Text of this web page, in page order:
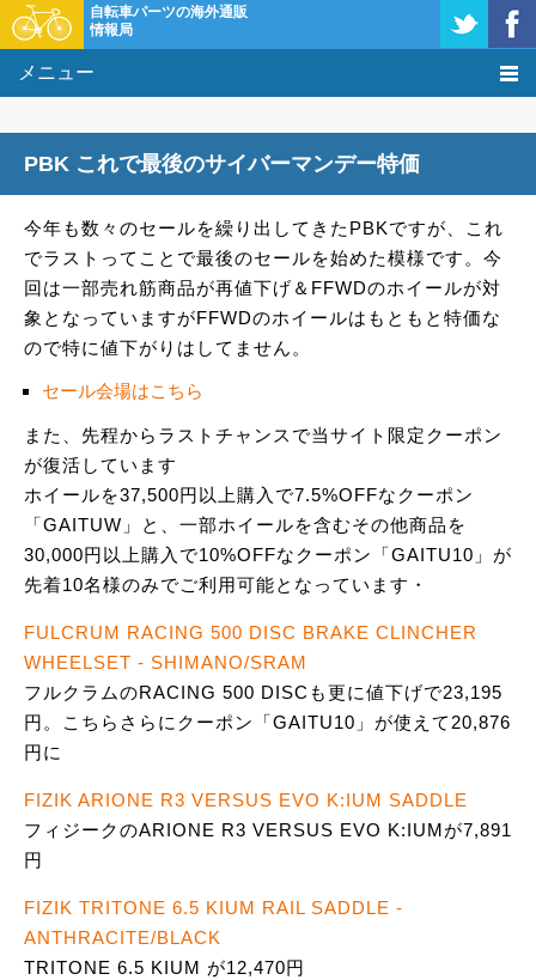
自転車パーツの海外通販
情報局
メニュー
基礎知識
購入方法
クーポン＆セール
PBK これで最後のサイバーマンデー特価
今年も数々のセールを繰り出してきたPBKですが、これ
でラストってことで最後のセールを始めた模様です。今
回は一部売れ筋商品が再値下げ＆FFWDのホイールが対
象となっていますがFFWDのホイールはもともと特価な
ので特に値下がりはしてません。
セール会場はこちら
また、先程からラストチャンスで当サイト限定クーポン
が復活しています
ホイールを37,500円以上購入で7.5%OFFなクーポン
「GAITUW」と、一部ホイールを含むその他商品を
30,000円以上購入で10%OFFなクーポン「GAITU10」が
先着10名様のみでご利用可能となっています・
FULCRUM RACING 500 DISC BRAKE CLINCHER
WHEELSET - SHIMANO/SRAM
フルクラムのRACING 500 DISCも更に値下げで23,195
円。こちらさらにクーポン「GAITU10」が使えて20,876
円に
FIZIK ARIONE R3 VERSUS EVO K:IUM SADDLE
フィジークのARIONE R3 VERSUS EVO K:IUMが7,891
円
FIZIK TRITONE 6.5 KIUM RAIL SADDLE -
ANTHRACITE/BLACK
TRITONE 6.5 KIUM が12,470円